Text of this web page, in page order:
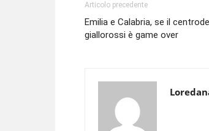
Articolo precedente
Emilia e Calabria, se il
giallorossi è game over